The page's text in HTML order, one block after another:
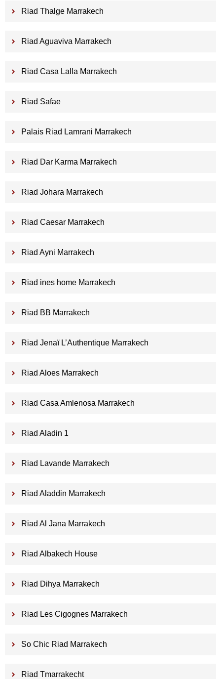
Riad Thalge Marrakech
Riad Aguaviva Marrakech
Riad Casa Lalla Marrakech
Riad Safae
Palais Riad Lamrani Marrakech
Riad Dar Karma Marrakech
Riad Johara Marrakech
Riad Caesar Marrakech
Riad Ayni Marrakech
Riad ines home Marrakech
Riad BB Marrakech
Riad Jenaï L’Authentique Marrakech
Riad Aloes Marrakech
Riad Casa Amlenosa Marrakech
Riad Aladin 1
Riad Lavande Marrakech
Riad Aladdin Marrakech
Riad Al Jana Marrakech
Riad Albakech House
Riad Dihya Marrakech
Riad Les Cigognes Marrakech
So Chic Riad Marrakech
Riad Tmarrakecht